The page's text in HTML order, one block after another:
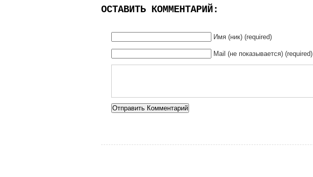
ОСТАВИТЬ КОММЕНТАРИЙ:
Имя (ник) (required)
Mail (не показывается) (required)